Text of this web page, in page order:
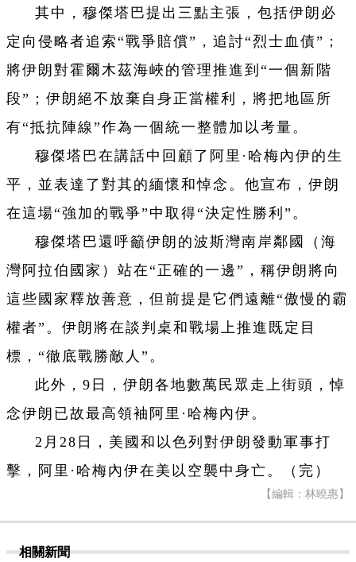
其中，穆傑塔巴提出三點主張，包括伊朗必
定向侵略者追索“戰爭賠償”，追討“烈士血債”；
將伊朗對霍爾木茲海峽的管理推進到“一個新階
段”；伊朗絕不放棄自身正當權利，將把地區所
有“抵抗陣線”作為一個統一整體加以考量。
穆傑塔巴在講話中回顧了阿里·哈梅內伊的生
平，並表達了對其的緬懷和悼念。他宣布，伊朗
在這場“強加的戰爭”中取得“決定性勝利”。
穆傑塔巴還呼籲伊朗的波斯灣南岸鄰國（海
灣阿拉伯國家）站在“正確的一邊”，稱伊朗將向
這些國家釋放善意，但前提是它們遠離“傲慢的霸
權者”。伊朗將在談判桌和戰場上推進既定目
標，“徹底戰勝敵人”。
此外，9日，伊朗各地數萬民眾走上街頭，悼
念伊朗已故最高領袖阿里·哈梅內伊。
2月28日，美國和以色列對伊朗發動軍事打
擊，阿里·哈梅內伊在美以空襲中身亡。（完）
【編輯：林曉惠】
相關新聞